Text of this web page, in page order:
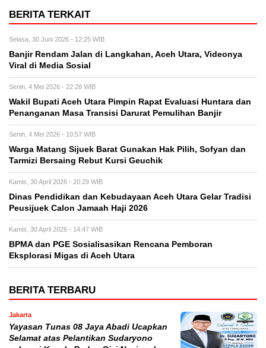
BERITA TERKAIT
Selasa, 30 Juni 2026 - 12:25 WIB
Banjir Rendam Jalan di Langkahan, Aceh Utara, Videonya
Viral di Media Sosial
Senin, 4 Mei 2026 - 22:28 WIB
Wakil Bupati Aceh Utara Pimpin Rapat Evaluasi Huntara dan
Penanganan Masa Transisi Darurat Pemulihan Banjir
Senin, 4 Mei 2026 - 10:57 WIB
Warga Matang Sijuek Barat Gunakan Hak Pilih, Sofyan dan
Tarmizi Bersaing Rebut Kursi Geuchik
Kamis, 30 April 2026 - 20:29 WIB
Dinas Pendidikan dan Kebudayaan Aceh Utara Gelar Tradisi
Peusijuek Calon Jamaah Haji 2026
Kamis, 30 April 2026 - 14:47 WIB
BPMA dan PGE Sosialisasikan Rencana Pemboran
Eksplorasi Migas di Aceh Utara
BERITA TERBARU
Jakarta
Yayasan Tunas 08 Jaya Abadi Ucapkan
Selamat atas Pelantikan Sudaryono